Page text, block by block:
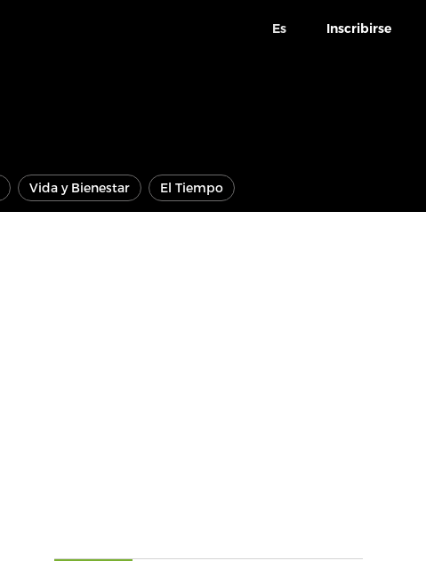
Es Inscribirse
Vida y Bienestar El Tiempo